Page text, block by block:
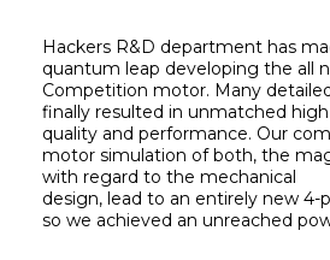
Hackers R&D department has
quantum leap developing the all
Competition motor. Many
finally resulted in unmatched
quality and performance. Our
motor simulation of both, the
with regard to the mechanical
design, lead to an entirely new
so we achieved an unreached